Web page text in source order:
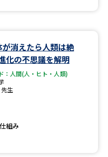
新学年スタート号特集ページ
が消えたら人類は絶
の不思議を解明
：人間(人・ヒト・人類)
生
組み